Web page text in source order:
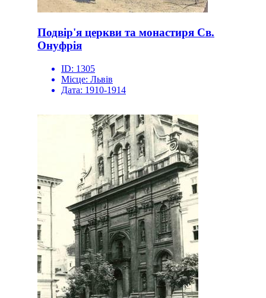
Подвір'я церкви та монастиря Св.
Онуфрія
ID: 1305
Місце: Львів
Дата: 1910-1914